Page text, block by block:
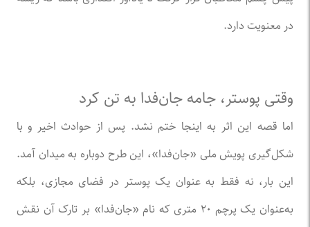
در معنویت دارد.
وقتی پوستر، جامه جان‌فدا به تن کرد
اما قصه این اثر به اینجا ختم نشد. پس از حوادث اخیر و با
شکل‌گیری پویش ملی «جان‌فدا»، این طرح دوباره به میدان آمد.
این بار، نه فقط به عنوان یک پوستر در فضای مجازی، بلکه
به‌عنوان یک پرچم ۲۰ متری که نام «جان‌فدا» بر تارک آن نقش